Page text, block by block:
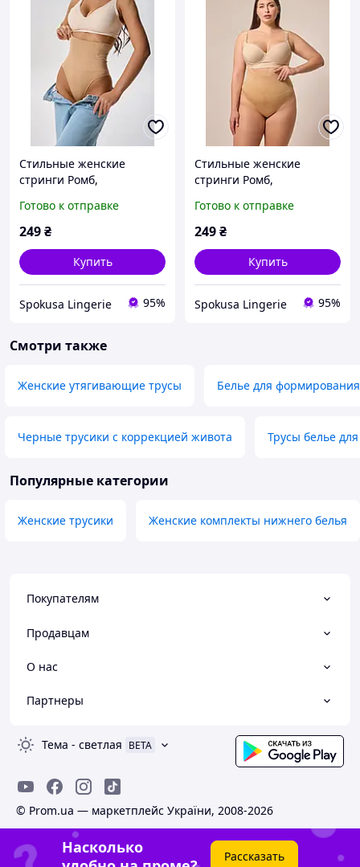
Стильные женские
стринги Ромб,
утяжка с высокой
посадкой,
женское бельё Бежевый,
XL
Готово к отправке
249₴
Купить
Spokusa Lingerie 95%
Стильные женские
стринги Ромб,
утяжка с высокой
посадкой,
женское бельё Бежевый,
XXL
Готово к отправке
249₴
Купить
Spokusa Lingerie 95%
Смотри также
Женские утягивающие трусы Белье для
Черные трусики с коррекцией живота Трусы белье
Популярные категории
Женские трусики Женские комплекты нижнего белья
Покупателям
Продавцам
О нас
Партнеры
Тема - светлая BETA
© Prom.ua — маркетплейс України, 2008-2026
Насколько
Рассказать